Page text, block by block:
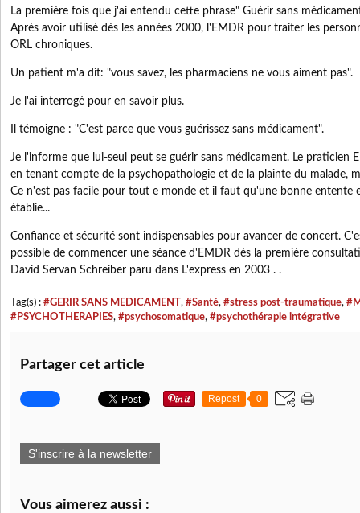
La première fois que j'ai entendu cette phrase" Guérir sans
Après avoir utilisé dès les années 2000, l'EMDR pour traiter les
ORL chroniques.
Un patient m'a dit: "vous savez, les pharmaciens ne vous aiment pas".
Je l'ai interrogé pour en savoir plus.
Il témoigne : "C'est parce que vous guérissez sans médicament".
Je l'informe que lui-seul peut se guérir sans médicament. Le praticien
en tenant compte de la psychopathologie et de la plainte du malade,
Ce n'est pas facile pour tout e monde et il faut qu'une bonne entente
établie...
Confiance et sécurité sont indispensables pour avancer de concert.
possible de commencer une séance d'EMDR dès la première
David Servan Schreiber paru dans L'express en 2003 . .
Tag(s) : #GERIR SANS MEDICAMENT, #Santé, #stress post-traumatique,
#PSYCHOTHERAPIES, #psychosomatique, #psychothérapie intégrative
Partager cet article
Repost 0
S'inscrire à la newsletter
Vous aimerez aussi :